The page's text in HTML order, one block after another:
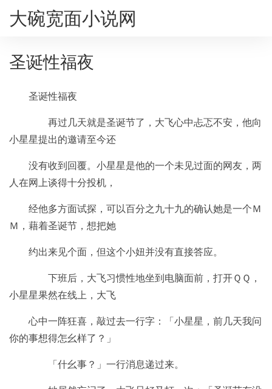
大碗宽面小说网
圣诞性福夜
圣诞性福夜
再过几天就是圣诞节了，大飞心中忐忑不安，他向
小星星提出的邀请至今还
没有收到回覆。小星星是他的一个未见过面的网友，两
人在网上谈得十分投机，
经他多方面试探，可以百分之九十九的确认她是一个Ｍ
Ｍ，藉着圣诞节，想把她
约出来见个面，但这个小妞并没有直接答应。
下班后，大飞习惯性地坐到电脑面前，打开ＱＱ，
小星星果然在线上，大飞
心中一阵狂喜，敲过去一行字：「小星星，前几天我问
你的事想得怎幺样了？」
「什幺事？」一行消息递过来。